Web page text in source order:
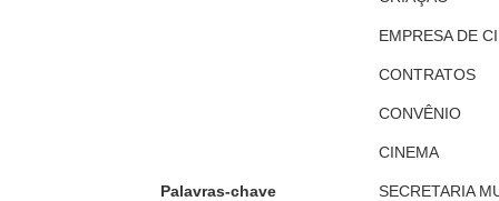
Palavras-chave
EMPRESA DE
CONTRATOS
CONVÊNIO
CINEMA
SECRETARIA